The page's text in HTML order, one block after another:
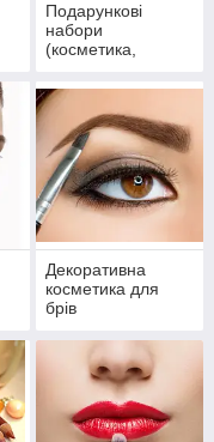
Подарункові
набори
(косметика,
Декоративна
косметика для
брів